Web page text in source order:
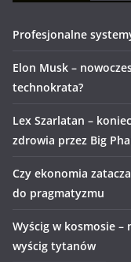
Profesjonalne
Elon Musk –
technokrata?
Lex Szarlatan –
zdrowia przez Big
Czy ekonomia
do pragmatyzmu
Wyścig w kosmosie –
wyścig tytanów